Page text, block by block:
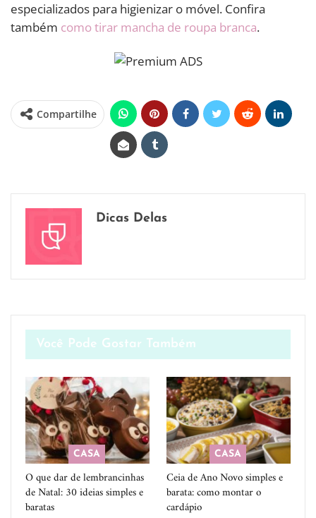
especializados para higienizar o móvel. Confira
também como tirar mancha de roupa branca.
Compartilhe
Dicas Delas
Você Pode Gostar Também
CASA
O que dar de lembrancinhas
de Natal: 30 ideias simples e
baratas
CASA
Ceia de Ano Novo simples e
barata: como montar o
cardápio